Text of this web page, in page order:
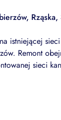
istniejącej
Remont
sieci